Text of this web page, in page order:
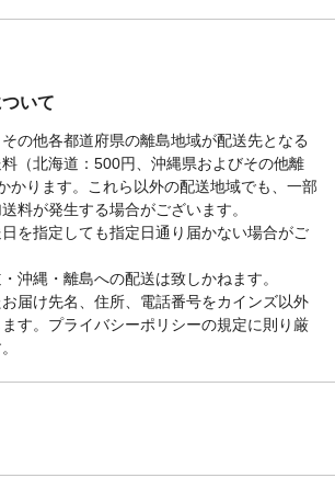
いて
の他各都道府県の離島地域が配送先となる
（北海道：500円、沖縄県およびその他離
かります。これら以外の配送地域でも、一部
料が発生する場合がございます。
を指定しても指定日通り届かない場合がご
沖縄・離島への配送は致しかねます。
届け先名、住所、電話番号をカインズ以外
す。プライバシーポリシーの規定に則り厳